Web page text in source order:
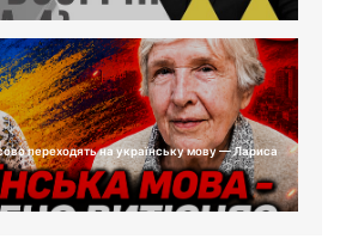
переходять на українську мову — Лариса